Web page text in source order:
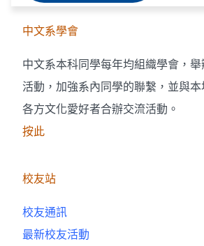
中文系學會
中文系本科同學每年均組織學會，
活動，加強系內同學的聯繫，並與
各方文化愛好者合辦交流活動。
按此
校友站
校友通訊
最新校友活動